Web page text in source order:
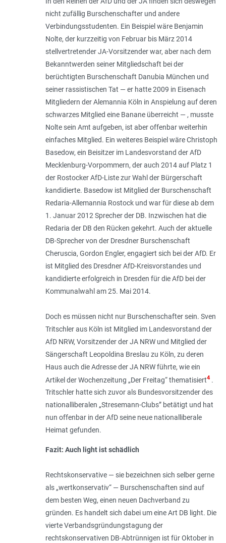
nicht zufällig Burschenschafter und andere
Verbindungsstudenten. Ein Beispiel wäre Benjamin
Nolte, der kurzzeitig von Februar bis März 2014
stellvertretender JA-Vorsitzender war, aber nach dem
Bekanntwerden seiner Mitgliedschaft bei der
berüchtigten Burschenschaft Danubia München und
seiner rassistischen Tat — er hatte 2009 in Eisenach
Mitgliedern der Alemannia Köln in Anspielung auf deren
schwarzes Mitglied eine Banane überreicht — , musste
Nolte sein Amt aufgeben, ist aber offenbar weiterhin
einfaches Mitglied. Ein weiteres Beispiel wäre Christoph
Basedow, ein Beisitzer im Landesvorstand der AfD
Mecklenburg-Vorpommern, der auch 2014 auf Platz 1
der Rostocker AfD-Liste zur Wahl der Bürgerschaft
kandidierte. Basedow ist Mitglied der Burschenschaft
Redaria-Allemannia Rostock und war für diese ab dem
1. Januar 2012 Sprecher der DB. Inzwischen hat die
Redaria der DB den Rücken gekehrt. Auch der aktuelle
DB-Sprecher von der Dresdner Burschenschaft
Cheruscia, Gordon Engler, engagiert sich bei der AfD. Er
ist Mitglied des Dresdner AfD-Kreisvorstandes und
kandidierte erfolgreich in Dresden für die AfD bei der
Kommunalwahl am 25. Mai 2014.
Doch es müssen nicht nur Burschenschafter sein. Sven
Tritschler aus Köln ist Mitglied im Landesvorstand der
AfD NRW, Vorsitzender der JA NRW und Mitglied der
Sängerschaft Leopoldina Breslau zu Köln, zu deren
Haus auch die Adresse der JA NRW führte, wie ein
Artikel der Wochenzeitung „Der Freitag“ thematisiert4.
Tritschler hatte sich zuvor als Bundesvorsitzender des
nationalliberalen „Stresemann-Clubs” betätigt und hat
nun offenbar in der AfD seine neue nationalliberale
Heimat gefunden.
Fazit: Auch light ist schädlich
Rechtskonservative — sie bezeichnen sich selber gerne
als „wertkonservativ“ — Burschenschaften sind auf
dem besten Weg, einen neuen Dachverband zu
gründen. Es handelt sich dabei um eine Art DB light. Die
vierte Verbandsgründungstagung der
rechtskonservativen DB-Abtrünnigen ist für Oktober in